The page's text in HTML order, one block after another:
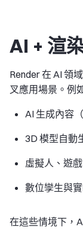
AI + 渲
Render 在 AI 領
叉應用場景。例
AI 生成內容
3D 模型自動
虛擬人、遊
數位孿生與
在這些情境下，